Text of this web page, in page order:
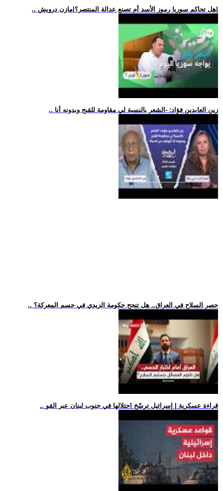
.. زين العابدين فؤاد: -الشعر بالنسبة لي مقاومة للقبح وبدونه أنا
.. حصر السلاح في العراق.. هل تنجح حكومة الزيدي في حسم المعركة؟
.. قراءة عسكرية | إسرائيل ترسّخ احتلالها في جنوب لبنان عبر القو